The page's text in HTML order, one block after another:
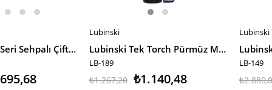
Lubinski Yeni Seri Sehpalı Çift Delicili Üç Torch Puro Çakmağı Gold LB-163
SEPETE EKLE
Lubinski
Lubinski Tek Torch Pürmüz Mavi Puro Çakmağı LB-189
LB-189
₺1.140,48
₺1.267,20
Lubinski
LB-149